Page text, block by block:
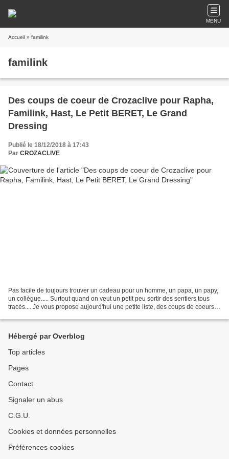
MENU
Accueil » familink
familink
Des coups de coeur de Crozaclive pour Rapha,
Familink, Hast, Le Petit BERET, Le Grand
Dressing
Publié le 18/12/2018 à 17:43
Par CROZACLIVE
Pas facile de toujours trouver un cadeau pour un homme, un papa, un papy,
un collègue..... Surtout quand on veut un petit peu sortir des sentiers tous
tracés.... Je vous propose aujourd'hui une petite liste, des coups de coeurs
Hébergé par Overblog
Top articles
Pages
Contact
Signaler un abus
C.G.U.
Cookies et données personnelles
Préférences cookies